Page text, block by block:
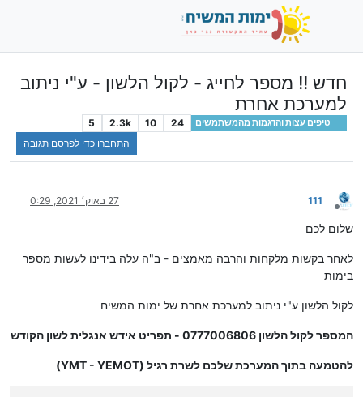
חדש !! מספר לחייג - לקול הלשון - ע"י ניתוב
למערכת אחרת
טיפים עצות והדגמות מהמשתמשים 24
10
2.3k
5
התחברו כדי לפרסם תגובה
מנותק
111 27 באוק׳ 2021, 0:29
שלום לכם
לאחר בקשות מלקחות והרבה מאמצים - ב"ה עלה בידינו לעשות מספר
בימות
לקול הלשון ע"י ניתוב למערכת אחרת של ימות המשיח
המספר לקול הלשון 0777006806 - תפריט אידש אנגלית לשון הקודש
להטמעה בתוך המערכת שלכם לשרת רגיל (YMT - YEMOT)